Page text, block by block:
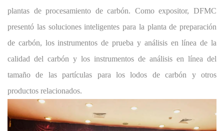
plantas de procesamiento de carbón. Como expositor, DFMC
presentó las soluciones inteligentes para la planta de preparación
de carbón, los instrumentos de prueba y análisis en línea de la
calidad del carbón y los instrumentos de análisis en línea del
tamaño de las partículas para los lodos de carbón y otros
productos relacionados.